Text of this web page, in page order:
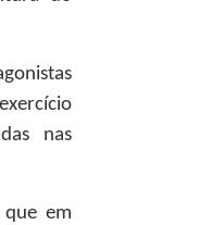
nas
em